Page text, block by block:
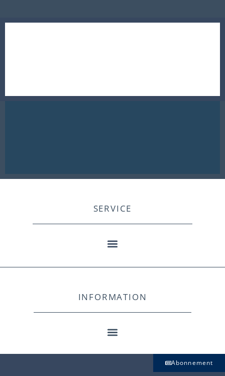
SERVICE
INFORMATION
Abonnement